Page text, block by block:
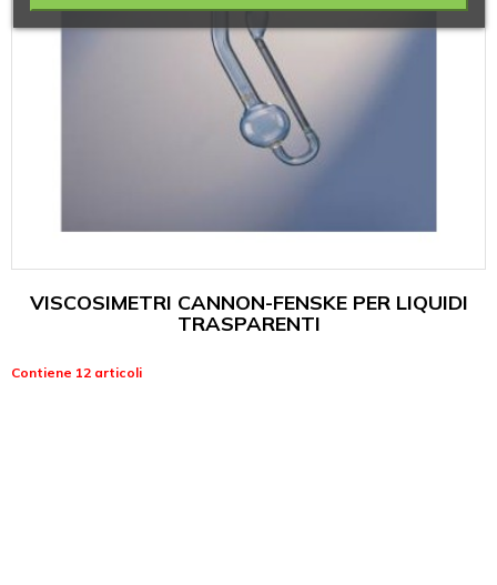
VISCOSIMETRI CANNON-FENSKE PER LIQUIDI
TRASPARENTI
Contiene 12 articoli